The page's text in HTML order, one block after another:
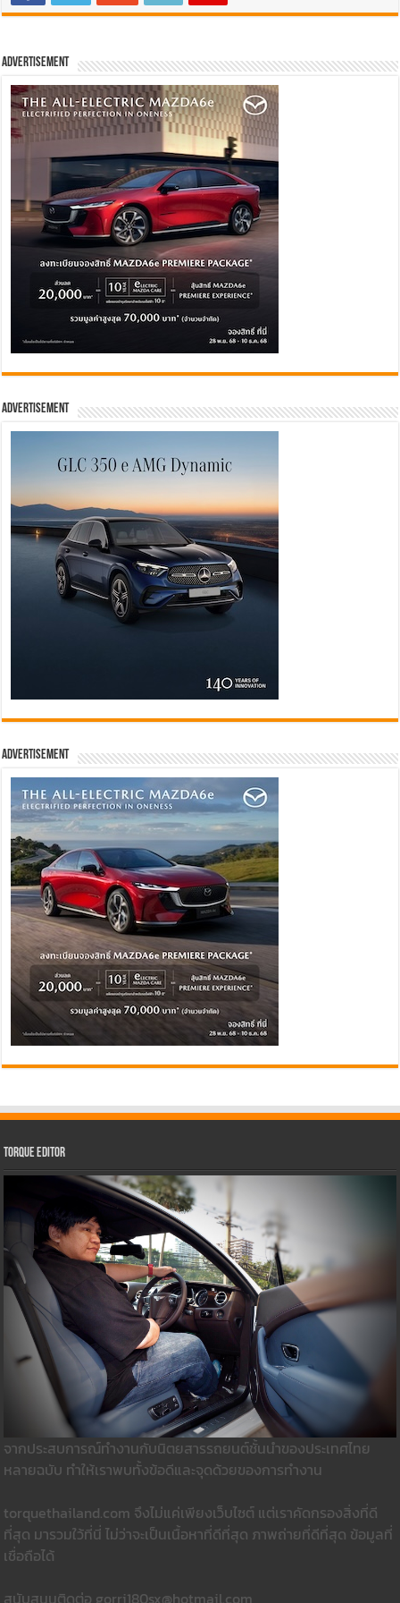
Advertisement
Advertisement
Advertisement
Torque Editor
จากประสบการณ์ทำงานกับนิตยสารรถยนต์ชั้นนำของประเทศไทย
หลายฉบับ ทำให้เราพบทั้งข้อดีและจุดด้วยของการทำงาน
torquethailand.com จึงไม่แค่เพียงเว็บไซต์ แต่เราคัดกรองสิ่งที่ดี
ที่สุด มารวมใว้ที่นี่ ไม่ว่าจะเป็นเนื้อหาที่ดีที่สุด ภาพถ่ายที่ดีที่สุด ข้อมูลที่
เชื่อถือได้
สนับสนุนติดต่อ gorri180sx@hotmail.com